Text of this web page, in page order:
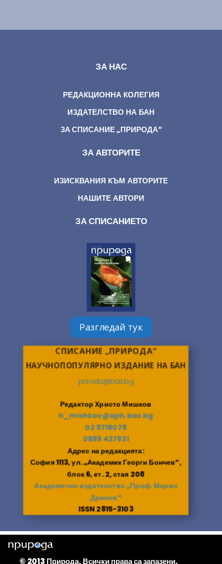
ЗА НАС
РЕДАКЦИОННА КОЛЕГИЯ
ИЗДАТЕЛСТВО НА БАН
ЗА СПИСАНИЕ „ПРИРОДА“
ЗА АВТОРИТЕ
ИЗИСКВАНИЯ КЪМ АВТОРИТЕ
НАШИТЕ АВТОРИ
ЗА СПИСАНИЕТО
Разгледай тук
СПИСАНИЕ „ПРИРОДА“
НАУЧНОПОПУЛЯРНО ИЗДАНИЕ НА БАН
priroda@bas.bg
Редактор Христо Мишков
h_mishkov@aph.bas.bg
02 8718078
0889 437631
Адрес на редакцията:
София 1113, ул. „Академик Георги Бончев“,
блок 6, ет. 2, стая 208
Академично издателство „Проф. Марин
Дринов“
ISSN 2815-3103
© 2013 Природа. Всички права са запазени.